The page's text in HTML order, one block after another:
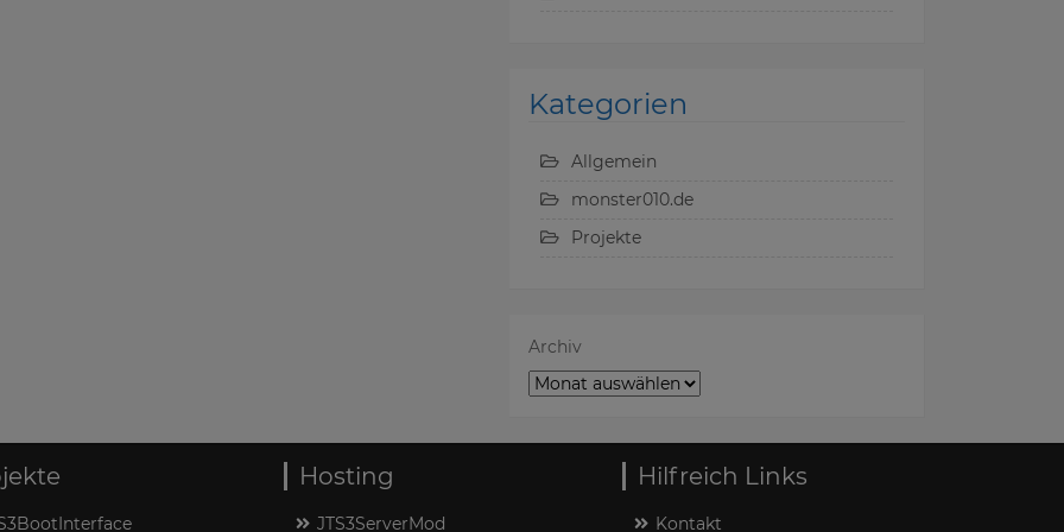
Kategorien
Allgemein
monster010.de
Projekte
Archiv
Hosting
JTS3ServerMod
Hilfreich Links
Kontakt